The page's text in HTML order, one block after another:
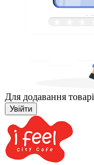
Для додавання
Увійти